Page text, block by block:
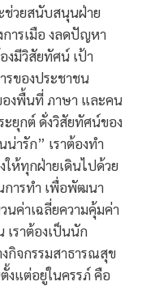
ช่วยสนับสนุนฝ่าย
การเมือ งลดปัญหา
งมีวิสัยทัศน์ เป้า
รของประชาชน
องพื้นที่ ภาษา และคน
ะยุกต์ ดั่งวิสัยทัศน์ของ
ารัก” เราต้องทำ
ห้ทุกฝ่ายเดินไปด้วย
การทำ เพื่อพัฒนา
ค่าเฉลี่ยความคุ้มค่า
ราต้องเป็นนัก
กิจกรรมสาธารณสุข
แต่อยู่ในครรภ์ คือ